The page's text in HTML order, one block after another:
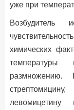
уже при
Возбудитель
химических
размножению.